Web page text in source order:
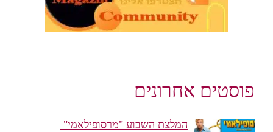
פוסטים אחרונים
המלצת השבוע "מרסופילאמי"